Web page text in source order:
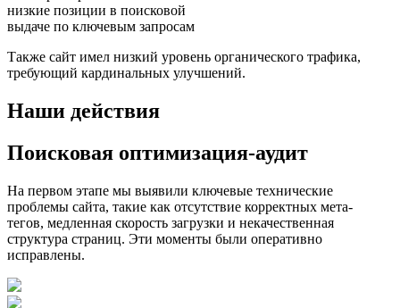
низкие позиции в поисковой
выдаче по ключевым запросам
Также сайт имел низкий уровень органического трафика,
требующий кардинальных улучшений.
Наши действия
Поисковая оптимизация-аудит
На первом этапе мы выявили ключевые технические
проблемы сайта, такие как отсутствие корректных мета-
тегов, медленная скорость загрузки и некачественная
структура страниц. Эти моменты были оперативно
исправлены.